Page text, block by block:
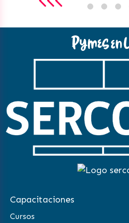
Capacitaciones
Cursos